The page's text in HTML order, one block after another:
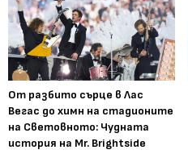
От разбито сърце в Лас
Вегас до химн на стадионите
на Световното: Чудната
история на Mr. Brightside